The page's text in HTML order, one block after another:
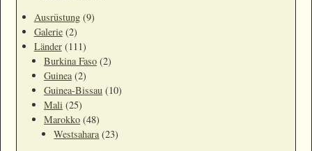
Ausrüstung(9)
Galerie(2)
Länder(111)
Burkina Faso (2)
Guinea(2)
Guinea-Bissau (10)
Mali (25)
Marokko (48)
Westsahara(23)